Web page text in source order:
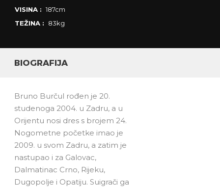
VISINA : 187cm
TEŽINA :
83kg
BIOGRAFIJA
Bruno Burčul rođen je 20.
studenoga 2004. u Zadru, a u
Orijentu nosi dres s brojem 24.
Nogometne početke imao je
2009. u svom Zadru, a zatim je
nastupao i za Galovac,
Dalmatinac Crno, Rijeku,
Dugopolje i Opatiju. Suigrači ga